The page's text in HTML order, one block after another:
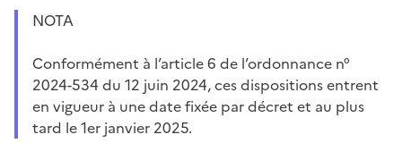
NOTA
Conformément à l’article 6 de l’ordonnance n°
2024-534 du 12 juin 2024, ces dispositions entrent
en vigueur à une date fixée par décret et au plus
tard le 1er janvier 2025.